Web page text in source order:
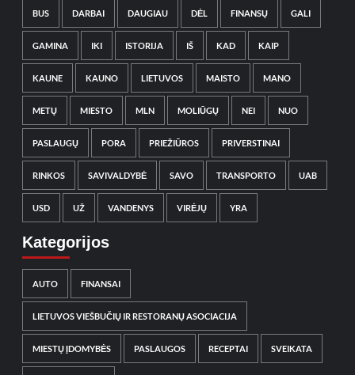
BUS DARBAI DAUGIAU DĖL FINANSŲ GALI
GAMINA IKI ISTORIJA IŠ KAD KAIP
KAUNE KAUNO LIETUVOS MAISTO MANO
METŲ MIESTO MLN MOLIŪGŲ NEI NUO
PASLAUGŲ PORA PRIEŽIŪROS PRIVERSTINAI
RINKOS SAVIVALDYBĖ SAVO TRANSPORTO UAB
USD UŽ VANDENYS VIRĖJŲ YRA
Kategorijos
AUTO FINANSAI
LIETUVOS VIEŠBUČIŲ IR RESTORANŲ ASOCIACIJA
MIESTŲ ĮDOMYBĖS PASLAUGOS RECEPTAI SVEIKATA